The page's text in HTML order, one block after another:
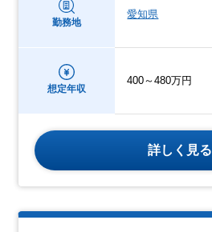
勤務地
愛知県
想定年収
400～480万円
詳しく見る